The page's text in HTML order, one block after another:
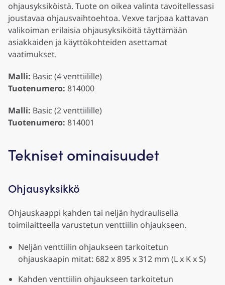
ohjausyksiköistä. Tuote on oikea valinta tavoitellessasi
joustavaa ohjausvaihtoehtoa. Vexve tarjoaa kattavan
valikoiman erilaisia ohjausyksiköitä täyttämään
asiakkaiden ja käyttökohteiden asettamat
vaatimukset.
Malli: Basic (4 venttiilille)
Tuotenumero: 814000
Malli: Basic (2 venttiilille)
Tuotenumero: 814001
Tekniset ominaisuudet
Ohjausyksikkö
Ohjauskaappi kahden tai neljän hydraulisella
toimilaitteella varustetun venttiilin ohjaukseen.
Neljän venttiilin ohjaukseen tarkoitetun
ohjauskaapin mitat: 682 x 895 x 312 mm (L x K x S)
Kahden venttiilin ohjaukseen tarkoitetun